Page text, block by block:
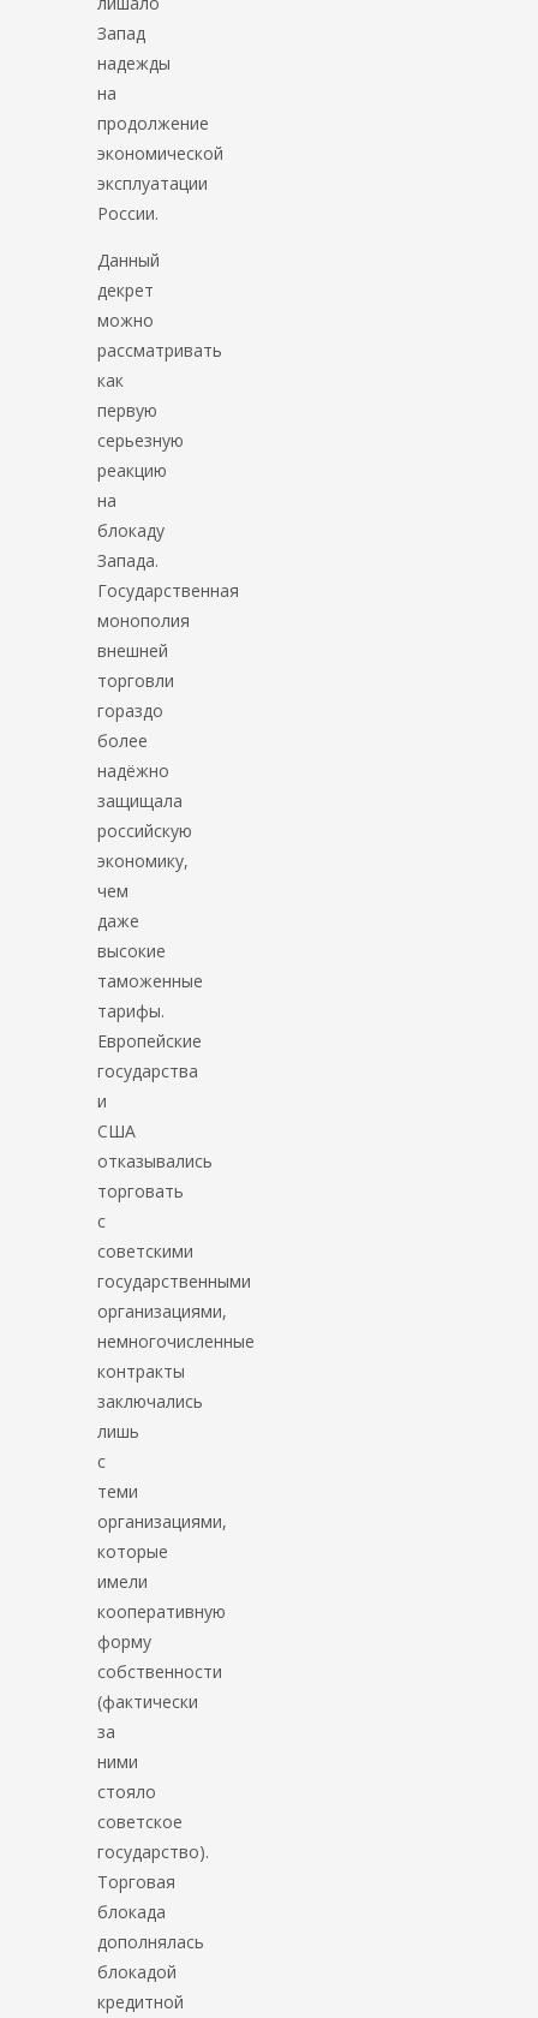
Запад
надежды
на
продолжение
экономической
эксплуатации
России.
Данный
декрет
можно
рассматривать
как
первую
серьезную
реакцию
на
блокаду
Запада.
Государственная
монополия
внешней
торговли
гораздо
более
надёжно
защищала
российскую
экономику,
чем
даже
высокие
таможенные
тарифы.
Европейские
государства
и
США
отказывались
торговать
с
советскими
государственными
организациями,
немногочисленные
контракты
заключались
лишь
с
теми
организациями,
которые
имели
кооперативную
форму
собственности
(фактически
за
ними
стояло
советское
государство).
Торговая
блокада
дополнялась
блокадой
кредитной